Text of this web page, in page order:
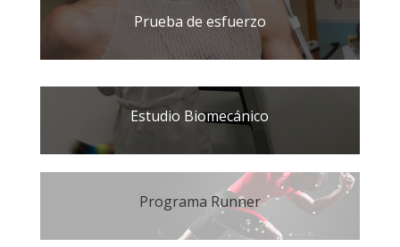
Prueba de esfuerzo
Estudio Biomecánico
Programa Runner